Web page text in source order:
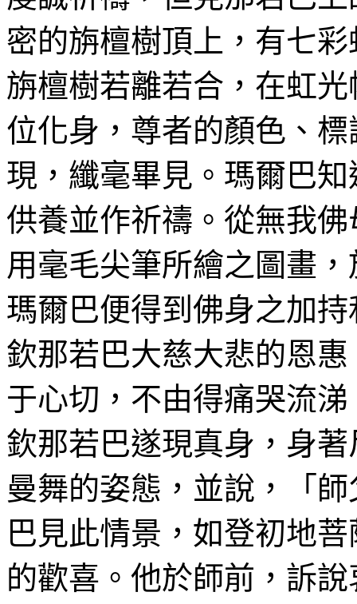
密的旃檀樹頂上，有七
旃檀樹若離若合 ，在虹光
位化身，尊者的顏色、
現， 纖毫畢見 。 瑪爾巴
供養並作祈禱。從無我佛
用毫毛尖筆所繪之圖畫
瑪爾巴便得到 佛身之加持
欽那若巴大慈大悲的恩
于心切，不由得痛哭流
欽那若巴遂現真身， 身著
曼舞的姿態，並說，「
巴見此情景，如登初地菩
的歡喜。他於師前，訴